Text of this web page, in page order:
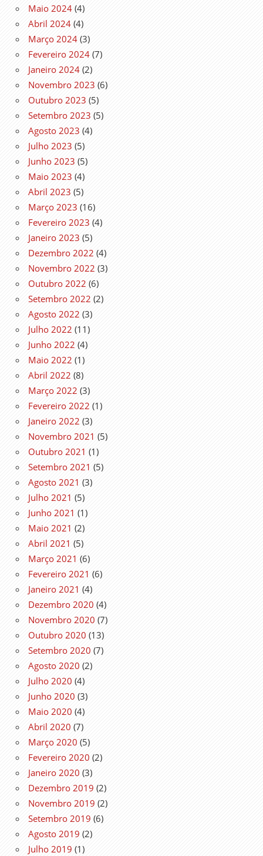
Maio 2024 (4)
Abril 2024 (4)
Março 2024 (3)
Fevereiro 2024 (7)
Janeiro 2024 (2)
Novembro 2023 (6)
Outubro 2023 (5)
Setembro 2023 (5)
Agosto 2023 (4)
Julho 2023 (5)
Junho 2023 (5)
Maio 2023 (4)
Abril 2023 (5)
Março 2023 (16)
Fevereiro 2023 (4)
Janeiro 2023 (5)
Dezembro 2022 (4)
Novembro 2022 (3)
Outubro 2022 (6)
Setembro 2022 (2)
Agosto 2022 (3)
Julho 2022 (11)
Junho 2022 (4)
Maio 2022 (1)
Abril 2022 (8)
Março 2022 (3)
Fevereiro 2022 (1)
Janeiro 2022 (3)
Novembro 2021 (5)
Outubro 2021 (1)
Setembro 2021 (5)
Agosto 2021 (3)
Julho 2021 (5)
Junho 2021 (1)
Maio 2021 (2)
Abril 2021 (5)
Março 2021 (6)
Fevereiro 2021 (6)
Janeiro 2021 (4)
Dezembro 2020 (4)
Novembro 2020 (7)
Outubro 2020 (13)
Setembro 2020 (7)
Agosto 2020 (2)
Julho 2020 (4)
Junho 2020 (3)
Maio 2020 (4)
Abril 2020 (7)
Março 2020 (5)
Fevereiro 2020 (2)
Janeiro 2020 (3)
Dezembro 2019 (2)
Novembro 2019 (2)
Setembro 2019 (6)
Agosto 2019 (2)
Julho 2019 (1)